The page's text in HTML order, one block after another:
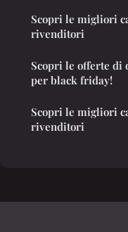
Scopri le migliori
rivenditori
Scopri le offerte
per black friday!
Scopri le migliori
rivenditori